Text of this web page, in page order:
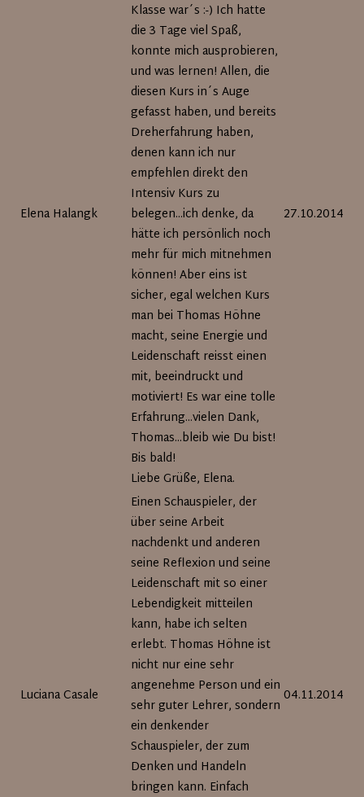
Elena Halangk
Klasse war´s :-) Ich hatte
die 3 Tage viel Spaß,
konnte mich ausprobieren,
und was lernen! Allen, die
diesen Kurs in´s Auge
gefasst haben, und bereits
Dreherfahrung haben,
denen kann ich nur
empfehlen direkt den
Intensiv Kurs zu
belegen...ich denke, da
hätte ich persönlich noch
mehr für mich mitnehmen
können! Aber eins ist
sicher, egal welchen Kurs
man bei Thomas Höhne
macht, seine Energie und
Leidenschaft reisst einen
mit, beeindruckt und
motiviert! Es war eine tolle
Erfahrung...vielen Dank,
Thomas...bleib wie Du bist!
Bis bald!
Liebe Grüße, Elena.
27.10.2014
Luciana Casale
Einen Schauspieler, der
über seine Arbeit
nachdenkt und anderen
seine Reflexion und seine
Leidenschaft mit so einer
Lebendigkeit mitteilen
kann, habe ich selten
erlebt. Thomas Höhne ist
nicht nur eine sehr
angenehme Person und ein
sehr guter Lehrer, sondern
ein denkender
Schauspieler, der zum
Denken und Handeln
bringen kann. Einfach
04.11.2014